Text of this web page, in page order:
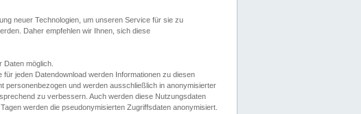
neuer Technologien, um unseren Service für sie zu
Daher empfehlen wir Ihnen, sich diese
Daten möglich.
jeden Datendownload werden Informationen zu diesen
personenbezogen und werden ausschließlich in anonymisierter
zu verbessern. Auch werden diese Nutzungsdaten
werden die pseudonymisierten Zugriffsdaten anonymisiert.